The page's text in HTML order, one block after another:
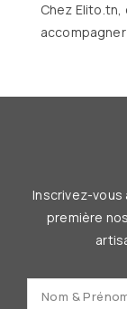
Chez
Inscrivez-vous
première